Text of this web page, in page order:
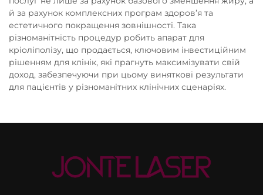
й за рахунок комплексних програм здоров’я та
естетичного покращення зовнішності. Така
різноманітність процедур робить апарат для
кріоліполізу, що продається, ключовим інвестиційним
рішенням для клінік, які прагнуть максимізувати свій
доход, забезпечуючи при цьому виняткові результати
для пацієнтів у різноманітних клінічних сценаріях.